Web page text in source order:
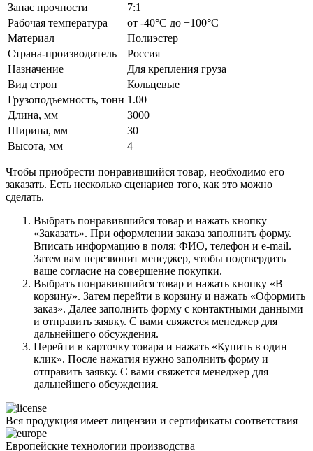
Запас прочности
7:1
Рабочая температура
от -40°C до +100°C
Материал
Полиэстер
Страна-производитель
Россия
Назначение
Для крепления груза
Вид строп
Кольцевые
Грузоподъемность, тонн 1.00
Длина, мм
3000
Ширина, мм
30
Высота, мм
4
Чтобы приобрести понравившийся товар, необходимо его
заказать. Есть несколько сценариев того, как это можно
сделать.
Выбрать понравившийся товар и нажать кнопку
«Заказать». При оформлении заказа заполнить форму.
Вписать информацию в поля: ФИО, телефон и e-mail.
Затем вам перезвонит менеджер, чтобы подтвердить
ваше согласие на совершение покупки.
Выбрать понравившийся товар и нажать кнопку «В
корзину». Затем перейти в корзину и нажать «Оформить
заказ». Далее заполнить форму с контактными данными
и отправить заявку. С вами свяжется менеджер для
дальнейшего обсуждения.
Перейти в карточку товара и нажать «Купить в один
клик». После нажатия нужно заполнить форму и
отправить заявку. С вами свяжется менеджер для
дальнейшего обсуждения.
Вся продукция имеет лицензии и сертификаты соответствия
Европейские технологии производства